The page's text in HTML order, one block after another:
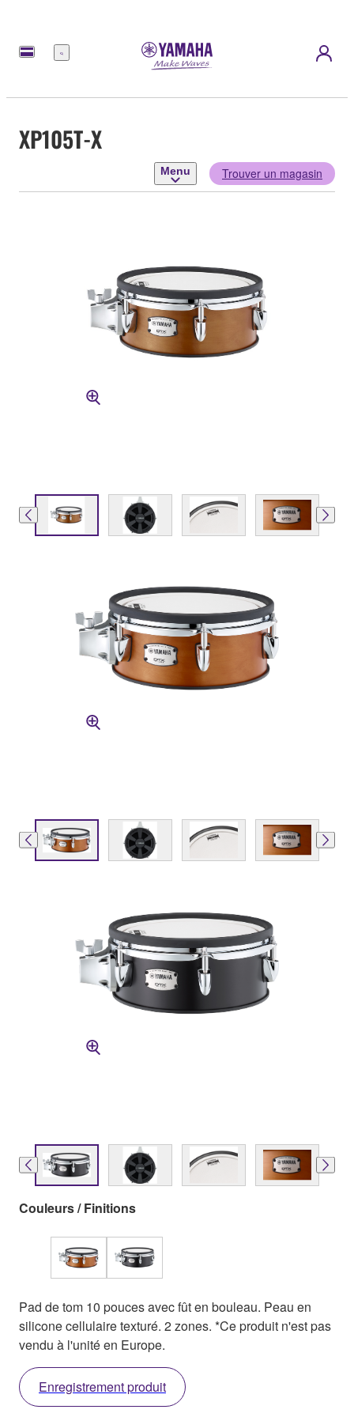
Menu
XP105T-X
Menu Trouver un magasin
Couleurs / Finitions
Pad de tom 10 pouces avec fût en bouleau. Peau en
silicone cellulaire texturé. 2 zones. *Ce produit n'est pas
vendu à l'unité en Europe.
Enregistrement produit